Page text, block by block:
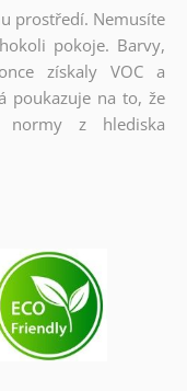
prostředí. Nemusíte
pokoje. Barvy,
získaly VOC a
poukazuje na to, že
z hlediska